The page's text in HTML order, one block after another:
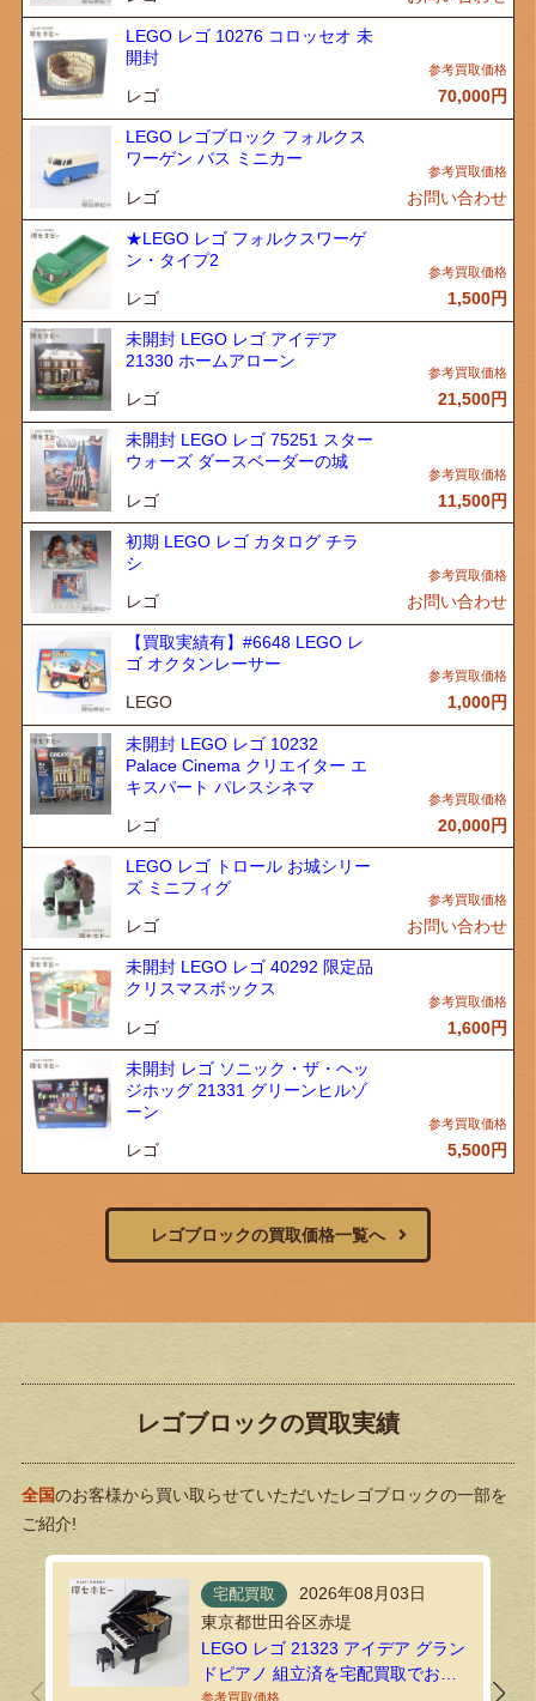
LEGO レゴ 10276 コロッセオ 未
開封
レゴ 70,000円
LEGO レゴブロック フォルクス
ワーゲン バス ミニカー
レゴ お問い合わせ
★LEGO レゴ フォルクスワーゲ
ン・タイプ2
レゴ 1,500円
未開封 LEGO レゴ アイデア
21330 ホームアローン
レゴ 21,500円
未開封 LEGO レゴ 75251 スター
ウォーズ ダースベーダーの城
レゴ 11,500円
初期 LEGO レゴ カタログ チラ
シ
レゴ お問い合わせ
【買取実績有】#6648 LEGO レ
ゴ オクタンレーサー
LEGO 1,000円
未開封 LEGO レゴ 10232
Palace Cinema クリエイター エ
キスパート パレスシネマ
レゴ 20,000円
LEGO レゴ トロール お城シリー
ズ ミニフィグ
レゴ お問い合わせ
未開封 LEGO レゴ 40292 限定品
クリスマスボックス
レゴ 1,600円
未開封 レゴ ソニック・ザ・ヘッ
ジホッグ 21331 グリーンヒルゾ
ーン
レゴ 5,500円
レゴブロックの買取価格一覧へ
レゴブロックの買取実績
全国のお客様から買い取らせていただいたレゴブロックの一部を
ご紹介!
宅配買取
2026年08月03日
東京都世田谷区赤堤
LEGO レゴ 21323 アイデア グラン
ドピアノ 組立済を宅配買取でお譲